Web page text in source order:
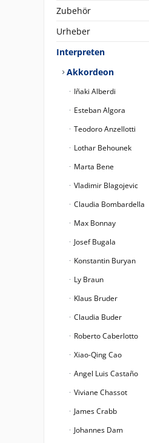
Zubehör
Urheber
Interpreten
Akkordeon
Iñaki Alberdi
Esteban Algora
Teodoro Anzellotti
Lothar Behounek
Marta Bene
Vladimir Blagojevic
Claudia Bombardella
Max Bonnay
Josef Bugala
Konstantin Buryan
Ly Braun
Klaus Bruder
Claudia Buder
Roberto Caberlotto
Xiao-Qing Cao
Angel Luis Castaño
Viviane Chassot
James Crabb
Johannes Dam